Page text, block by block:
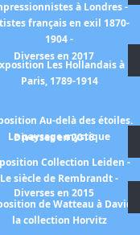
à Londres -
français en exil 1870-
1904 -
Les Hollandais à
Paris, 1789-1914
Au-delà des étoiles.
Le paysage mystique
Collection Leiden -
Le siècle de Rembrandt -
de Watteau à David
la collection Horvitz
Diverses en 2017
Diverses en 2016
Diverses en 2015